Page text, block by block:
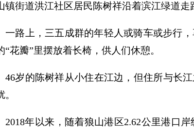
镇街道洪江社区居民陈树祥沿着滨江绿道走
一路上，三五成群的年轻人或骑车或步行
“花瓣”里摆放着长椅，供人们休憩。
46岁的陈树祥从小住在江边，但住所与长
。
2018年以来，随着狼山港区2.62公里港口